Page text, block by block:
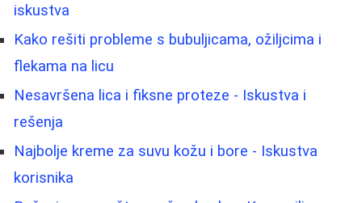
iskustva
Kako rešiti probleme s bubuljicama, ožiljcima i
flekama na licu
Nesavršena lica i fiksne proteze - Iskustva i
rešenja
Najbolje kreme za suvu kožu i bore - Iskustva
korisnika